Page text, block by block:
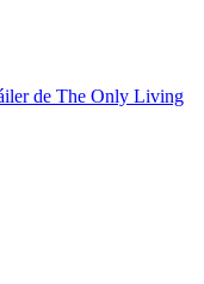
de The Only Living